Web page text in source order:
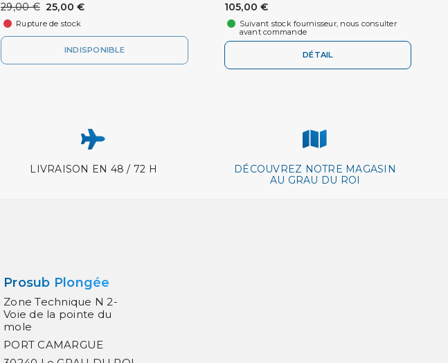
29,00 € 25,00 €
Rupture de stock
INDISPONIBLE
105,00 €
Suivant stock fournisseur, nous consulter
avant commande
DÉTAIL
LIVRAISON EN 48 / 72 H
DÉCOUVREZ NOTRE MAGASIN
AU GRAU DU ROI
Prosub Plongée
Zone Technique N 2-
Voie de la pointe du
mole
PORT CAMARGUE